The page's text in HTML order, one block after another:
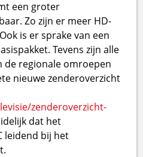
een groter
Zo zijn er meer HD-
is er sprake van een
Tevens zijn alle
de regionale omroepen
nieuwe zenderoverzicht
zenderoverzicht-
dat het
leidend bij het